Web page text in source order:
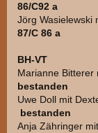
86/C92 a
Jörg
87/C 86 a
BH-VT
Marianne
bestanden
Uwe Doll mit
bestanden
Anja